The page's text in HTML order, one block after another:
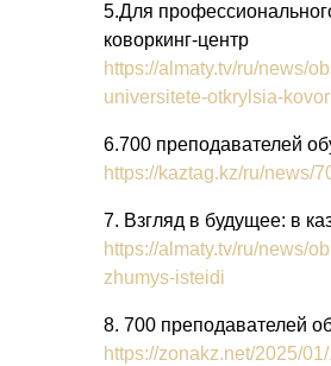
5.Для
коворкинг-центр
https://almaty.tv/ru/news/
universitete-otkrylsia-
6.700 преподавателей
https://kaztag.kz/ru/news/
7. Взгляд в будущее: в
https://almaty.tv/ru/news/
zhumys-isteidi
8. 700 преподавателей
https://zonakz.net/2025/